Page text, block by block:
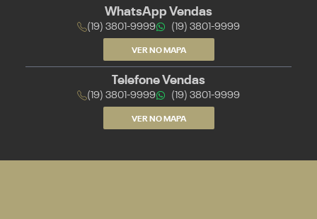
WhatsApp Vendas
(19) 3801-9999 (19) 3801-9999
VER NO MAPA
Telefone Vendas
(19) 3801-9999 (19) 3801-9999
VER NO MAPA